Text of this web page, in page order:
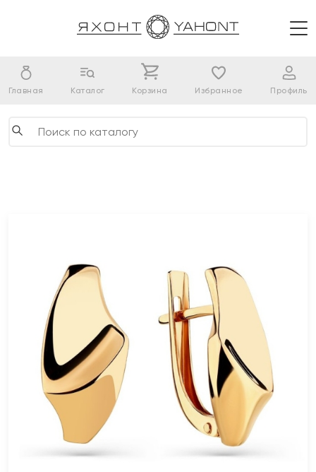
Главная Каталог Корзина Избранное Профиль